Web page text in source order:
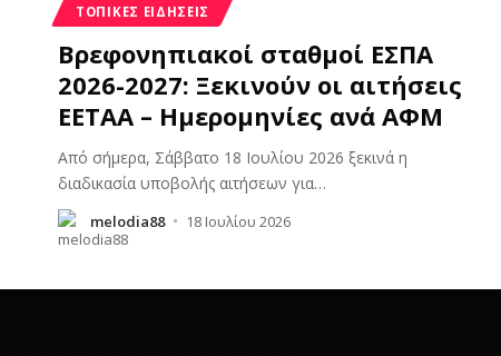
ΤΟΠΙΚΈΣ ΕΙΔΉΣΕΙΣ
Βρεφονηπιακοί σταθμοί ΕΣΠΑ
2026-2027: Ξεκινούν οι αιτήσεις
ΕΕΤΑΑ – Ημερομηνίες ανά ΑΦΜ
Από σήμερα, Σάββατο 18 Ιουλίου 2026 ξεκινά η
διαδικασία υποβολής αιτήσεων για…
melodia88 18 Ιουλίου 2026